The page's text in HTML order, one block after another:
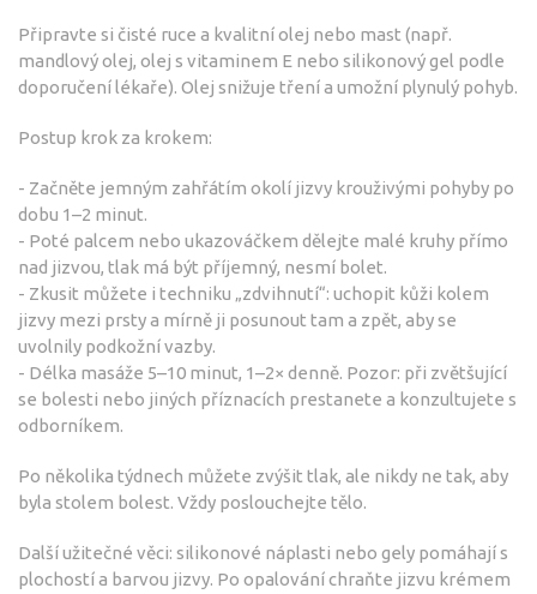
Připravte si čisté ruce a kvalitní olej nebo mast (např.
mandlový olej, olej s vitaminem E nebo silikonový gel podle
doporučení lékaře). Olej snižuje tření a umožní plynulý pohyb.
Postup krok za krokem:
- Začněte jemným zahřátím okolí jizvy krouživými pohyby po
dobu 1–2 minut.
- Poté palcem nebo ukazováčkem dělejte malé kruhy přímo
nad jizvou, tlak má být příjemný, nesmí bolet.
- Zkusit můžete i techniku „zdvihnutí“: uchopit kůži kolem
jizvy mezi prsty a mírně ji posunout tam a zpět, aby se
uvolnily podkožní vazby.
- Délka masáže 5–10 minut, 1–2× denně. Pozor: při zvětšující
se bolesti nebo jiných příznacích prestanete a konzultujete s
odborníkem.
Po několika týdnech můžete zvýšit tlak, ale nikdy ne tak, aby
byla stolem bolest. Vždy poslouchejte tělo.
Další užitečné věci: silikonové náplasti nebo gely pomáhají s
plochostí a barvou jizvy. Po opalování chraňte jizvu krémem